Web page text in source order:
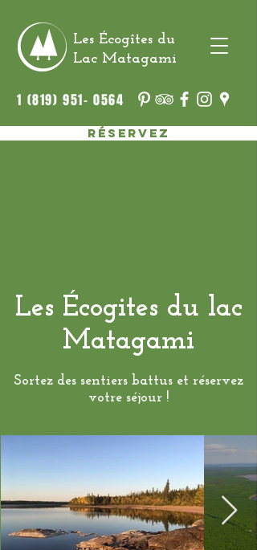
Les Écogîtes du
Lac Matagami
1 (819) 951- 0564
Réservez
Les Écogites du lac
Matagami
Sortez des sentiers battus et réservez
votre séjour !